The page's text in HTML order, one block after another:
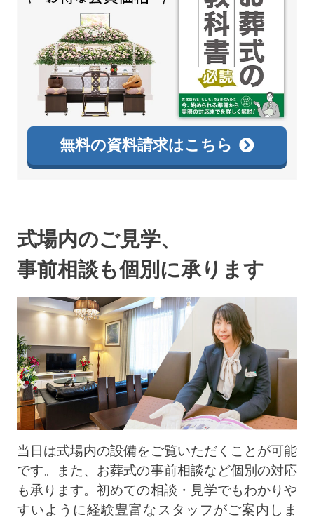
無料の資料請求はこちら
式場内のご見学、
事前相談も個別に承ります
当日は式場内の設備をご覧いただくことが可能
です。また、お葬式の事前相談など個別の対応
も承ります。初めての相談・見学でもわかりや
すいように経験豊富なスタッフがご案内しま